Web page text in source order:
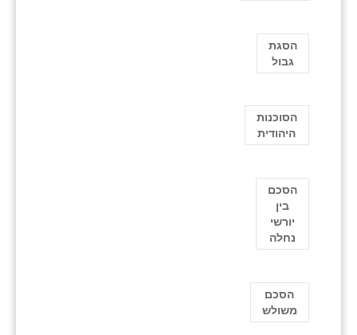
הסגת
גבול
הסוכנות
היהודית
הסכם
בין
יורשי
נחלה
הסכם
משולש